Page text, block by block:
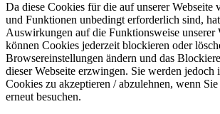
Da diese Cookies für die auf unserer Webseite
und Funktionen unbedingt erforderlich sind,
Auswirkungen auf die Funktionsweise unserer
können Cookies jederzeit blockieren oder
Browsereinstellungen ändern und das
dieser Webseite erzwingen. Sie werden jedoch
Cookies zu akzeptieren / abzulehnen, wenn Sie
erneut besuchen.